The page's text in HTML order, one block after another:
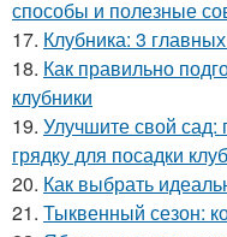
способы и полезные
17. Клубника: 3
18. Как правильно
клубники
19. Улучшите свой сад:
грядку для посадки
20. Как выбрать
21. Тыквенный сезон: